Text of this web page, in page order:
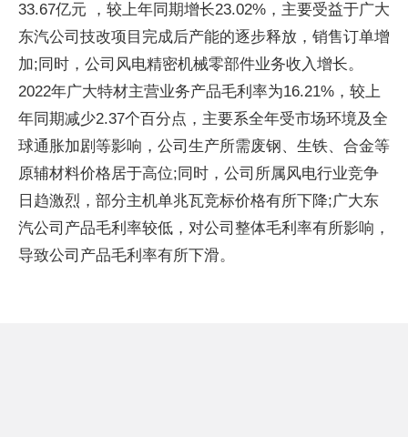
33.67亿元 ，较上年同期增长23.02%，主要受益于广大
东汽公司技改项目完成后产能的逐步释放，销售订单增
加;同时，公司风电精密机械零部件业务收入增长。
2022年广大特材主营业务产品毛利率为16.21%，较上
年同期减少2.37个百分点，主要系全年受市场环境及全
球通胀加剧等影响，公司生产所需废钢、生铁、合金等
原辅材料价格居于高位;同时，公司所属风电行业竞争
日趋激烈，部分主机单兆瓦竞标价格有所下降;广大东
汽公司产品毛利率较低，对公司整体毛利率有所影响，
导致公司产品毛利率有所下滑。